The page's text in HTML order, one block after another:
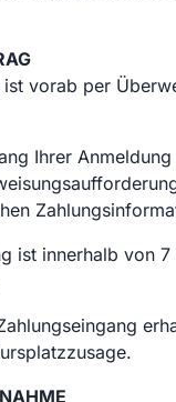
ist vorab per
Ihrer
ist innerhalb von